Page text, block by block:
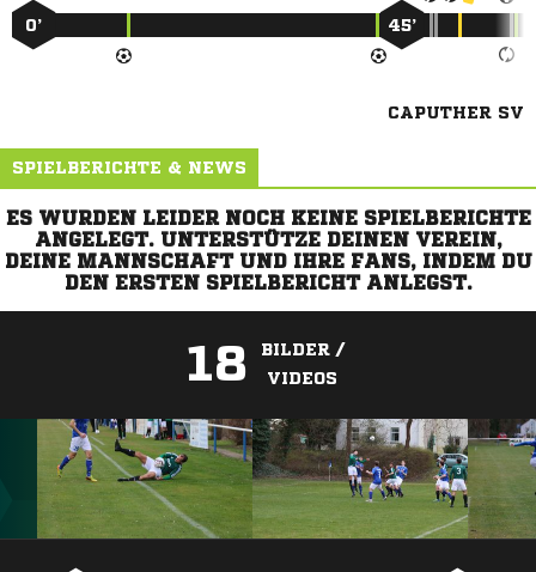
0’ 45’
CAPUTHER SV
SPIELBERICHTE & NEWS
ES WURDEN LEIDER NOCH KEINE SPIELBERICHTE
ANGELEGT. UNTERSTÜTZE DEINEN VEREIN,
DEINE MANNSCHAFT UND IHRE FANS, INDEM DU
DEN ERSTEN SPIELBERICHT ANLEGST.
18
BILDER /
VIDEOS